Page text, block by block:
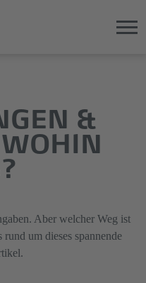
&
Aber welcher Weg ist
um dieses spannende